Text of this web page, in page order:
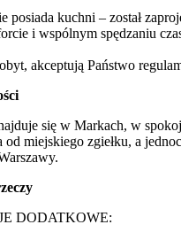
posiada kuchni – został
i wspólnym spędzaniu
akceptują Państwo
się w Markach, w
od miejskiego zgiełku, a
DODATKOWE: